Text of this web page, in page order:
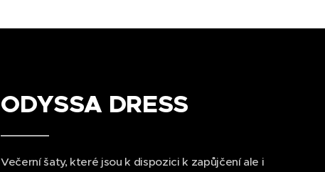
ODYSSA DRESS
Večerní šaty, které jsou k dispozici k zapůjčení ale i